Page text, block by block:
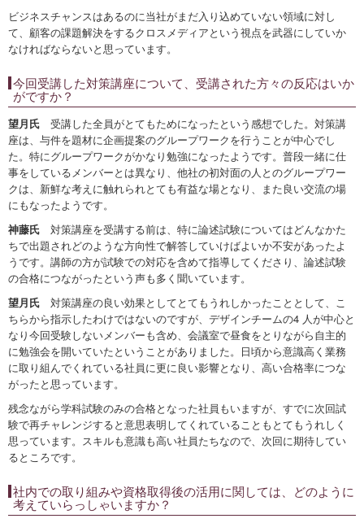
ビジネスチャンスはあるのに当社がまだ入り込めていない領域に対し
て、顧客の課題解決をするクロスメディアという視点を武器にしていか
なければならないと思っています。
今回受講した対策講座について、受講された方々の反応はいか
がですか？
望月氏 受講した全員がとてもためになったという感想でした。対策講
座は、与件を題材に企画提案のグループワークを行うことが中心でし
た。特にグループワークがかなり勉強になったようです。普段一緒に仕
事をしているメンバーとは異なり、他社の初対面の人とのグループワー
クは、新鮮な考えに触れられとても有益な場となり、また良い交流の場
にもなったようです。
神藤氏 対策講座を受講する前は、特に論述試験についてはどんなかた
ちで出題されどのような方向性で解答していけばよいか不安があったよ
うです。講師の方が試験での対応を含めて指導してくださり、論述試験
の合格につながったという声も多く聞いています。
望月氏 対策講座の良い効果としてとてもうれしかったこととして、こ
ちらから指示したわけではないのですが、デザインチームの4 人が中心と
なり今回受験しないメンバーも含め、会議室で昼食をとりながら自主的
に勉強会を開いていたということがありました。日頃から意識高く業務
に取り組んでくれている社員に更に良い影響となり、高い合格率につな
がったと思っています。
残念ながら学科試験のみの合格となった社員もいますが、すでに次回試
験で再チャレンジすると意思表明してくれていることもとてもうれしく
思っています。スキルも意識も高い社員たちなので、次回に期待してい
るところです。
社内での取り組みや資格取得後の活用に関しては、どのように
考えていらっしゃいますか？